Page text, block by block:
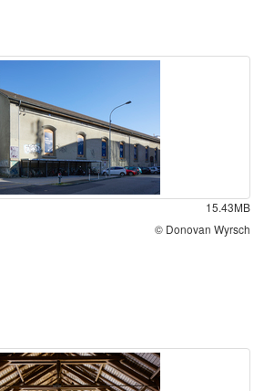
15.43MB
© Donovan Wyrsch